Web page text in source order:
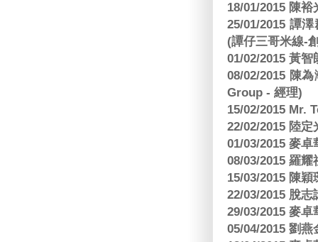
18/01/2015 陳
25/01/2015 譚
(譚仔三哥米線-
01/02/2015 黃
08/02/2015 陳
Group - 經理)
15/02/2015 Mr.
22/02/2015 陸
01/03/2015 麥
08/03/2015 羅
15/03/2015 陳
22/03/2015 脫
29/03/2015 麥
05/04/2015 劉